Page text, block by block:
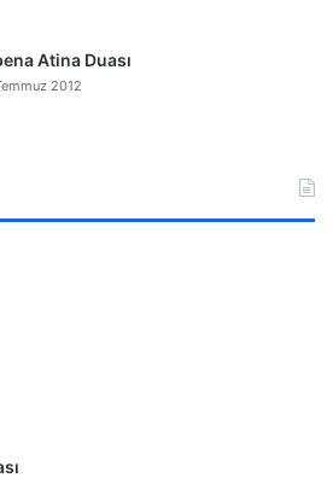
Atina Duası
2012